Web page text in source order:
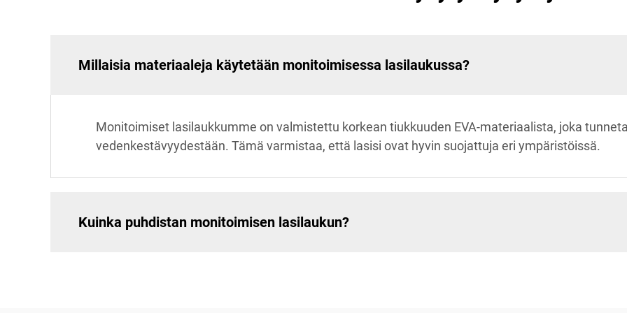
Millaisia materiaaleja käytetään monitoimisessa lasilaukussa?
Monitoimiset lasilaukkumme on valmistettu korkean tiukkuuden EVA-materiaalista, joka
vedenkestävyydestään. Tämä varmistaa, että lasisi ovat hyvin suojattuja eri ympäristöissä.
Kuinka puhdistan monitoimisen lasilaukun?